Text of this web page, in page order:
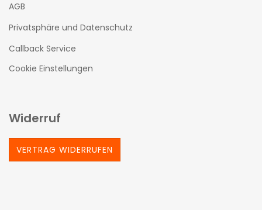
AGB
Privatsphäre und Datenschutz
Callback Service
Cookie Einstellungen
Widerruf
VERTRAG WIDERRUFEN